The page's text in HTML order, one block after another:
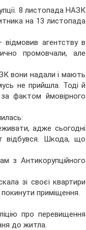
8 листопада НАЗК
на 13 листопада
агентству в
промовчали, але
вони надали і мають
не прийшла. Тоді й
фактом ймовірного
адже сьогодні
відбувся. Шкода, що
з Антикорупційного
зі своєї квартири
приміщення.
про перевищення
до житла.